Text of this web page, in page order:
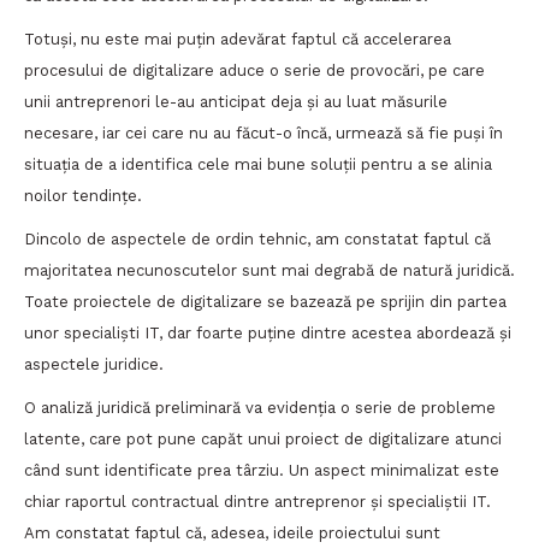
Totuși, nu este mai puțin adevărat faptul că accelerarea
procesului de digitalizare aduce o serie de provocări, pe care
unii antreprenori le-au anticipat deja și au luat măsurile
necesare, iar cei care nu au făcut-o încă, urmează să fie puși în
situația de a identifica cele mai bune soluții pentru a se alinia
noilor tendințe.
Dincolo de aspectele de ordin tehnic, am constatat faptul că
majoritatea necunoscutelor sunt mai degrabă de natură juridică.
Toate proiectele de digitalizare se bazează pe sprijin din partea
unor specialiști IT, dar foarte puține dintre acestea abordează și
aspectele juridice.
O analiză juridică preliminară va evidenția o serie de probleme
latente, care pot pune capăt unui proiect de digitalizare atunci
când sunt identificate prea târziu. Un aspect minimalizat este
chiar raportul contractual dintre antreprenor și specialiștii IT.
Am constatat faptul că, adesea, ideile proiectului sunt